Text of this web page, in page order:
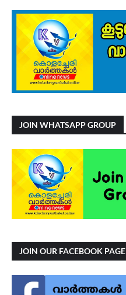
JOIN WHATSAPP GROUP
JOIN OUR FACEBOOK PAGE